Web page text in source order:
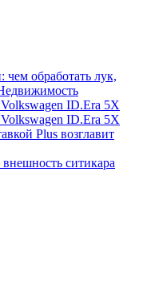
чем обработать лук,
ID.Era 5X
ID.Era 5X
Plus возглавит
ситикара